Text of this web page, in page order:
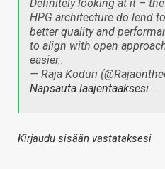
Definitely looking at it –
HPG architecture do lend
better quality and
to align with open
easier..
— Raja Koduri
Napsauta laajentaaksesi…
Kirjaudu sisään vastataksesi